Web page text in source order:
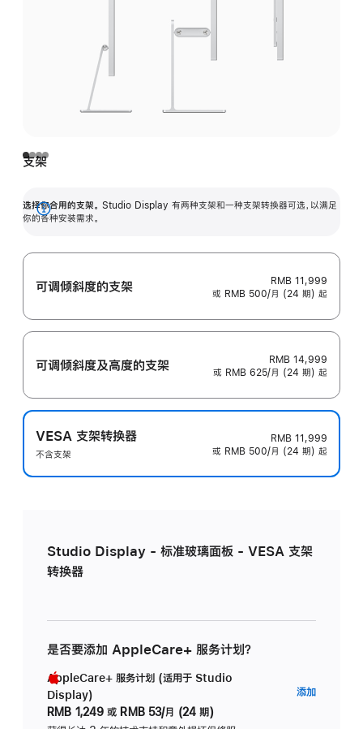
支架
选择你合用的支架。 Studio Display 有两种支架和一种支架转换器可选，以满足
你的各种安装需求。
展
可调倾斜度的支架
RMB 11,999
或 RMB 500/月 (24 期) 起
可调倾斜度及高‍度的支‍架
RMB 14,999
或 RMB 625/月 (24 期) 起
VESA 支架转换器
不含支架
RMB 11,999
或 RMB 500/月 (24 期) 起
Studio Display - 标准玻璃面板 - VESA 支架
转换器
是否要添加 AppleCare+ 服务计划？
AppleCare+ 服务计划 (适用于 Studio
Display)
RMB 1,249 或 RMB 53/月 (24 期)
添加